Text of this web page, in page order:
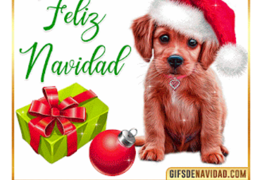
Te deseo una Feliz Navidad Bartolomea